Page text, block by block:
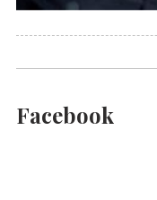
Facebook